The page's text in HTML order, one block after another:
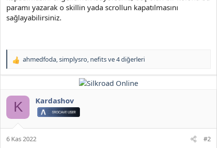
paramı yazarak o skillin yada scrollun kapatılmasını
sağlayabilirsiniz.
T
i
ahmedfoda,simplysro, nefitsve 4 diğerleri
K Kardashov
6 Kas 2022 #2